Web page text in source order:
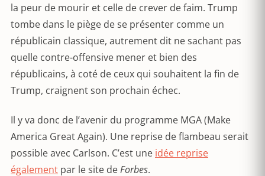
la peur de mourir et celle de crever de faim. Trump
tombe dans le piège de se présenter comme un
républicain classique, autrement dit ne sachant pas
quelle contre-offensive mener et bien des
républicains, à coté de ceux qui souhaitent la fin de
Trump, craignent son prochain échec.
Il y va donc de l’avenir du programme MGA (Make
America Great Again). Une reprise de flambeau serait
possible avec Carlson. C’est une idée reprise
également par le site deForbes.